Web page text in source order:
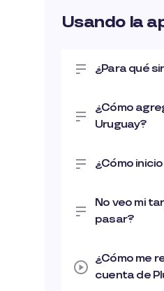
Usando la
¿Para qué
¿Cómo
Uruguay?
¿Cómo
No veo mi
pasar?
¿Cómo me
cuenta de